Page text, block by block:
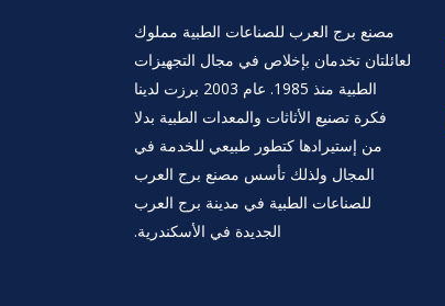
مصنع برج العرب للصناعات الطبية مملوك
لعائلتان تخدمان بإخلاص في مجال التجهيزات
الطبية منذ 1985. عام 2003 برزت لدينا
فكرة تصنيع الأثاثات والمعدات الطبية بدلا
من إستيرادها كتطور طبيعي للخدمة في
المجال ولذلك تأسس مصنع برج العرب
للصناعات الطبية في مدينة برج العرب
الجديدة في الأسكندرية.